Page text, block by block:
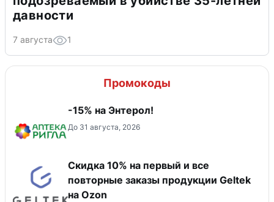
давности
7 августа 1
Промокоды
-15% на Энтерол!
До 31 августа, 2026
Скидка 10% на первый и все
повторные заказы продукции Geltek
на Ozon